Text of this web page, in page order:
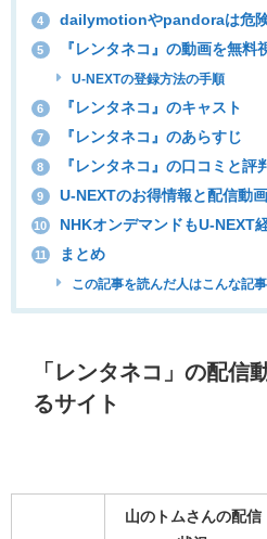
4 dailymotionやpandoraは危
5 『レンタネコ』の動画を無料
U-NEXTの登録方法の手順
6 『レンタネコ』のキャスト
7 『レンタネコ』のあらすじ
8 『レンタネコ』の口コミと評
9 U-NEXTのお得情報と配信動
10 NHKオンデマンドもU-NEXT
11 まとめ
この記事を読んだ人はこんな記事
「レンタネコ」の配信
るサイト
山のトムさんの配信